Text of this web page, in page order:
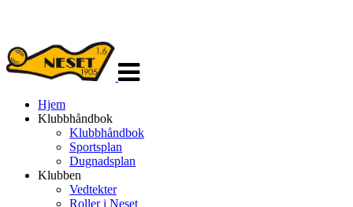
navigasjon
Hjem
Klubbhåndbok
Klubbhåndbok
Sportsplan
Dugnadsplan
Klubben
Vedtekter
Roller i Neset